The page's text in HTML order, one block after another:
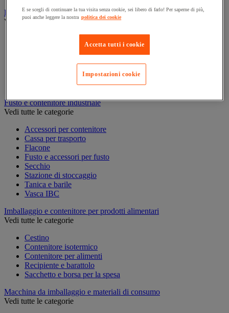
Film estensibile, pallet e cassa-pallet
Vedi tutte le categorie
Cappuccio e film di protezione
Cappuccio termoretraibile e pistola
Film estensibile e dispenser
Fusto e contenitore industriale
Vedi tutte le categorie
Accessori per contenitore
Cassa per trasporto
Flacone
Fusto e accessori per fusto
Secchio
Stazione di stoccaggio
Tanica e barile
Vasca IBC
Imballaggio e contenitore per prodotti alimentari
Vedi tutte le categorie
Cestino
Contenitore isotermico
Contenitore per alimenti
Recipiente e barattolo
Sacchetto e borsa per la spesa
Macchina da imballaggio e materiali di consumo
Vedi tutte le categorie
E se scegli di continuare la tua visita senza cookie, sei libero di farlo! Per saperne di più,
puoi anche leggere la nostra politica dei cookie
Accetta tutti i cookie
Impostazioni cookie